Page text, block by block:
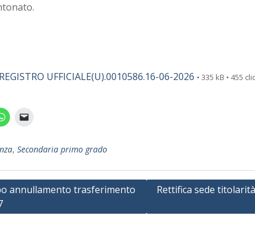
UFFICIALE(U).0010586.16-06-2026 • 335 kB • 455
, Secondaria primo grado
annullamento trasferimento
Rettifica sede